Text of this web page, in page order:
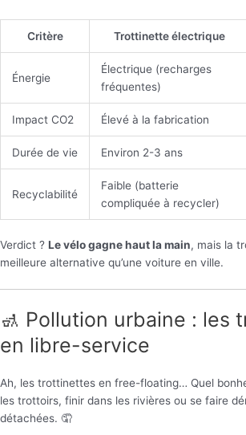
Critère Trottinette électrique
Énergie
Électrique (recharges
fréquentes)
Impact CO2 Élevé à la fabrication
Durée de vie Environ 2-3 ans
Recyclabilité
Faible (batterie
compliquée à recycler)
Verdict ? Le vélo gagne haut la main, mais la
meilleure alternative qu’une voiture en ville.
🚮 Pollution urbaine : les
en libre-service
Ah, les trottinettes en free-floating… Quel
les trottoirs, finir dans les rivières ou se faire
détachées. 🤦